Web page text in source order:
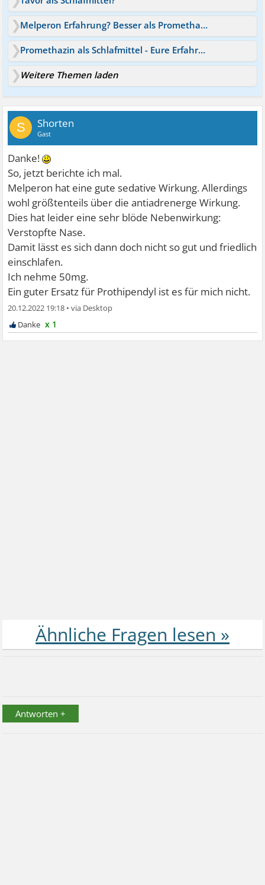
Melperon Erfahrung? Besser als Promethazin
Promethazin als Schlafmittel - Eure Erfahrungen?
Weitere Themen laden
S Shorten
Gast
Danke!
So, jetzt berichte ich mal.
Melperon hat eine gute sedative Wirkung. Allerdings
wohl größtenteils über die antiadrenerge Wirkung.
Dies hat leider eine sehr blöde Nebenwirkung:
Verstopfte Nase.
Damit lässt es sich dann doch nicht so gut und friedlich
einschlafen.
Ich nehme 50mg.
Ein guter Ersatz für Prothipendyl ist es für mich nicht.
20.12.2022 19:18 •
x 1
Antworten +